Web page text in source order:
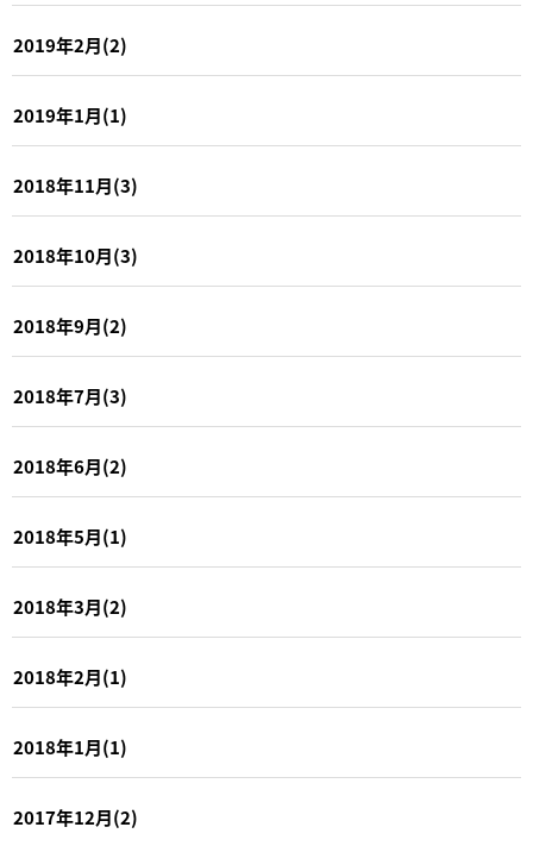
2019年2月(2)
2019年1月(1)
2018年11月(3)
2018年10月(3)
2018年9月(2)
2018年7月(3)
2018年6月(2)
2018年5月(1)
2018年3月(2)
2018年2月(1)
2018年1月(1)
2017年12月(2)